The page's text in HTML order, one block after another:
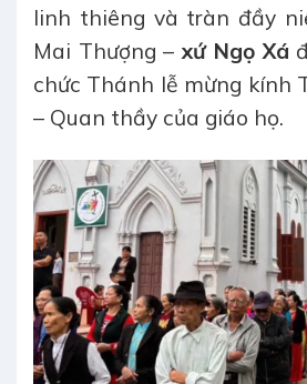
linh thiêng và tràn đầy
Mai Thượng –xứ Ngọ Xá
chức Thánh lễ mừng kính
– Quan thầy của giáo họ.